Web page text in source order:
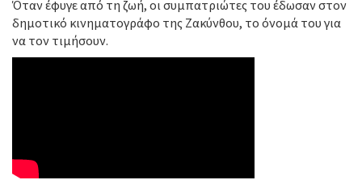
Όταν έφυγε από τη ζωή, οι συμπατριώτες του έδωσαν στον
δημοτικό κινηματογράφο της Ζακύνθου, το όνομά του για
να τον τιμήσουν.